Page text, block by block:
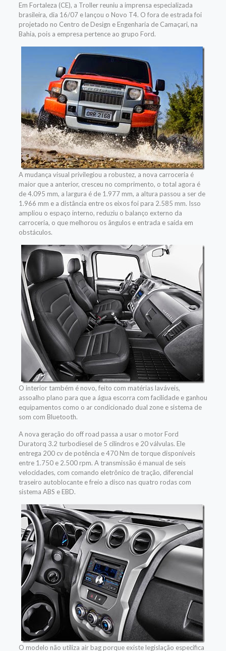
Em Fortaleza (CE), a Troller reuniu a imprensa especializada
brasileira, dia 16/07 e lançou o Novo T4. O fora de estrada foi
projetado no Centro de Design e Engenharia de Camaçari, na
Bahia, pois a empresa pertence ao grupo Ford.
A mudança visual privilegiou a robustez, a nova carroceria é
maior que a anterior, cresceu no comprimento, o total agora é
de 4.095 mm, a largura é de 1.977 mm, a altura passou a ser de
1.966 mm e a distância entre os eixos foi para 2.585 mm. Isso
ampliou o espaço interno, reduziu o balanço externo da
carroceria, o que melhorou os ângulos e entrada e saída em
obstáculos.
O interior também é novo, feito com matérias laváveis,
assoalho plano para que a água escorra com facilidade e ganhou
equipamentos como o ar condicionado dual zone e sistema de
som com Bluetooth.
A nova geração do off road passa a usar o motor Ford
Duratorq 3.2 turbodiesel de 5 cilindros e 20 válvulas. Ele
entrega 200 cv de potência e 470 Nm de torque disponíveis
entre 1.750 e 2.500 rpm. A transmissão é manual de seis
velocidades, com comando eletrônico de tração, diferencial
traseiro autoblocante e freio a disco nas quatro rodas com
sistema ABS e EBD.
O modelo não utiliza air bag porque existe legislação especifica